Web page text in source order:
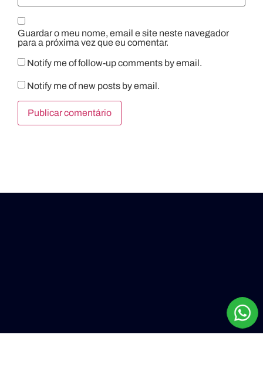
Guardar o meu nome, email e site neste navegador
para a próxima vez que eu comentar.
Notify me of follow-up comments by email.
Notify me of new posts by email.